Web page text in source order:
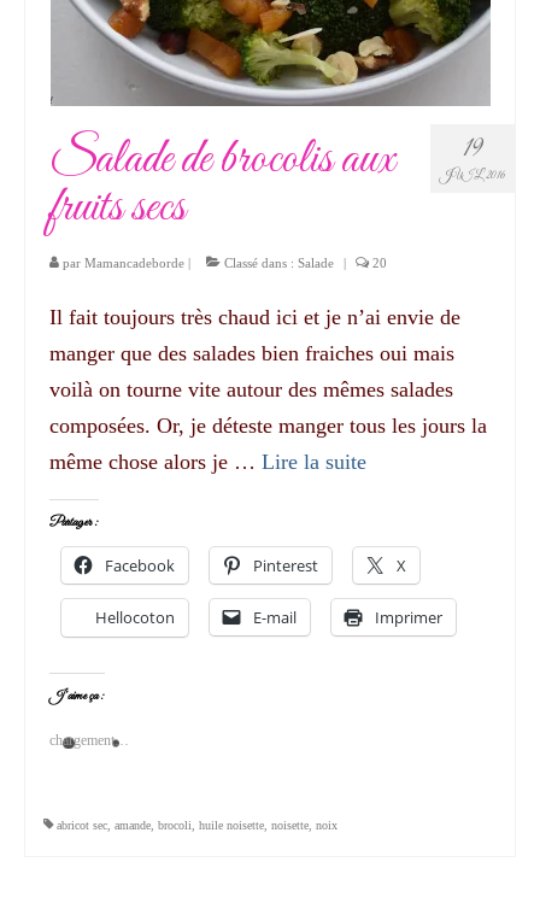
19
JUIL 2016
Salade de brocolis aux
fruits secs
par Mamancadeborde | Classé dans : Salade | 20
Il fait toujours très chaud ici et je n’ai envie de
manger que des salades bien fraiches oui mais
voilà on tourne vite autour des mêmes salades
composées. Or, je déteste manger tous les jours la
même chose alors je … Lire la suite­­
Partager :
Facebook Pinterest X
Hellocoton E-mail Imprimer
J’aime ça :
chargement…
abricot sec amande brocoli huile noisette noisette noix